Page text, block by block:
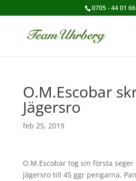
0705 - 44 01 66
O.M.Escobar
Jägersro
feb 25, 2019
O.M.Escobar tog sin första
Jägersro till 45 ggr pengarna.